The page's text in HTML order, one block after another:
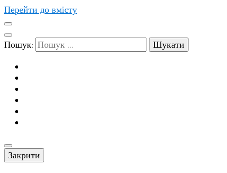
Перейти до вмісту
Пошук:
Закрити